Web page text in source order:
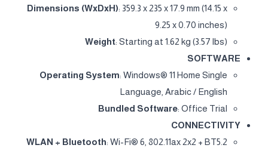
Dimensions (WxDxH): 359.3 x 235 x 17.9 mm (14.15 x
9.25 x 0.70 inches)
Weight: Starting at 1.62 kg (3.57 lbs)
SOFTWARE
Operating System: Windows® 11 Home Single
Language, Arabic / English
Bundled Software: Office Trial
CONNECTIVITY
WLAN + Bluetooth: Wi-Fi® 6, 802.11ax 2x2 + BT5.2